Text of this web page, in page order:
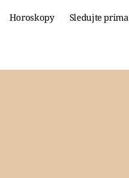
Horoskopy Sledujte